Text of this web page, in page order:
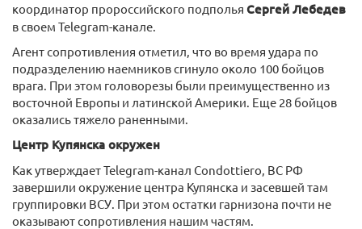
координатор пророссийского подполья Сергей Лебедев
в своем Telegram-канале.
Агент сопротивления отметил, что во время удара по
подразделению наемников сгинуло около 100 бойцов
врага. При этом головорезы были преимущественно из
восточной Европы и латинской Америки. Еще 28 бойцов
оказались тяжело раненными.
Центр Купянска окружен
Как утверждает Telegram-канал Condottiero, ВС РФ
завершили окружение центра Купянска и засевшей там
группировки ВСУ. При этом остатки гарнизона почти не
оказывают сопротивления нашим частям.